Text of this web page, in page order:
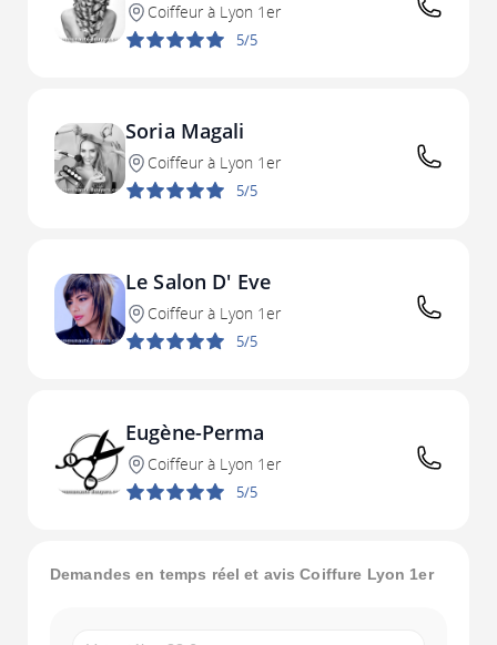
Coiffeur à Lyon 1er
5/5
Soria Magali
Coiffeur à Lyon 1er
5/5
Le Salon D' Eve
Coiffeur à Lyon 1er
5/5
Eugène-Perma
Coiffeur à Lyon 1er
5/5
Demandes en temps réel et avis Coiffure Lyon 1er